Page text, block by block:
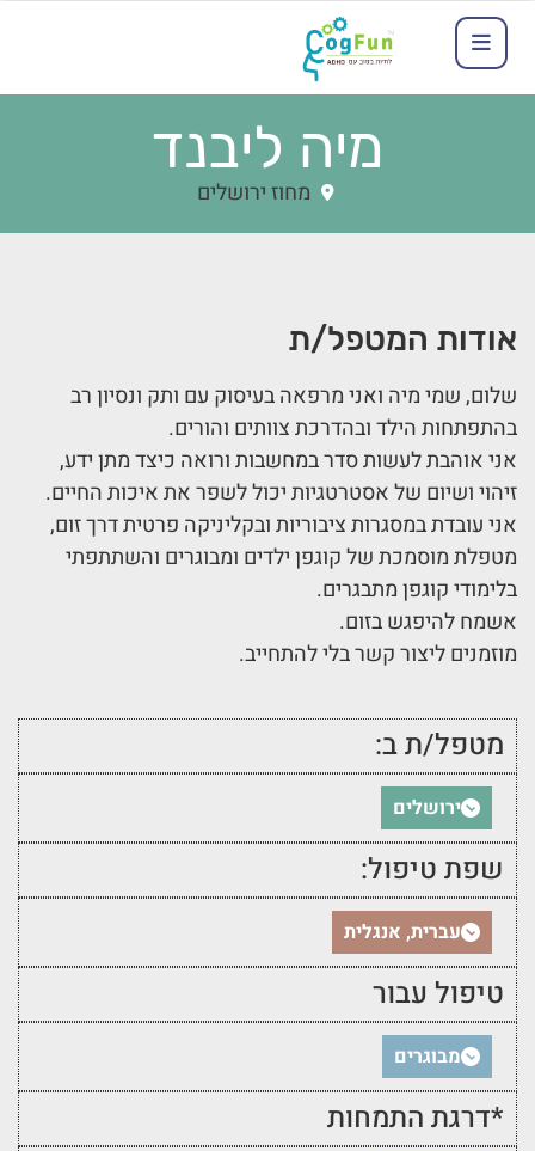
מיה ליבנד
מחוז ירושלים
אודות המטפל/ת
שלום, שמי מיה ואני מרפאה בעיסוק עם ותק ונסיון רב
בהתפתחות הילד ובהדרכת צוותים והורים.
אני אוהבת לעשות סדר במחשבות ורואה כיצד מתן ידע,
זיהוי ושיום של אסטרטגיות יכול לשפר את איכות החיים.
אני עובדת במסגרות ציבוריות ובקליניקה פרטית דרך זום,
מטפלת מוסמכת של קוגפן ילדים ומבוגרים והשתתפתי
בלימודי קוגפן מתבגרים.
אשמח להיפגש בזום.
מוזמנים ליצור קשר בלי להתחייב.
מטפל/ת ב:
ירושלים
שפת טיפול:
עברית, אנגלית
טיפול עבור
מבוגרים
*דרגת התמחות